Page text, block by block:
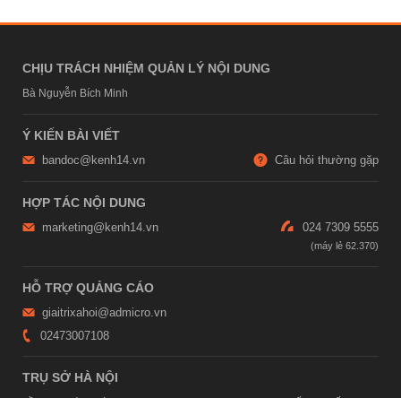
CHỊU TRÁCH NHIỆM QUẢN LÝ NỘI DUNG
Bà Nguyễn Bích Minh
Ý KIẾN BÀI VIẾT
bandoc@kenh14.vn Câu hỏi thường gặp
HỢP TÁC NỘI DUNG
marketing@kenh14.vn 024 7309 5555
HỖ TRỢ QUẢNG CÁO
giaitrixahoi@admicro.vn
02473007108
TRỤ SỞ HÀ NỘI